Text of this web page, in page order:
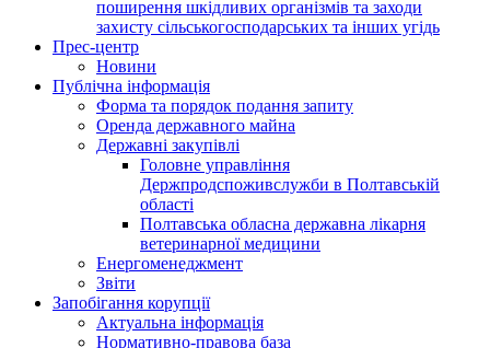
поширення шкідливих організмів та заходи
захисту сільськогосподарських та інших угідь
Прес-центр
Новини
Публічна інформація
Форма та порядок подання запиту
Оренда державного майна
Державні закупівлі
Головне управління
Держпродспоживслужби в Полтавській
області
Полтавська обласна державна лікарня
ветеринарної медицини
Енергоменеджмент
Звіти
Запобігання корупції
Актуальна інформація
Нормативно-правова база